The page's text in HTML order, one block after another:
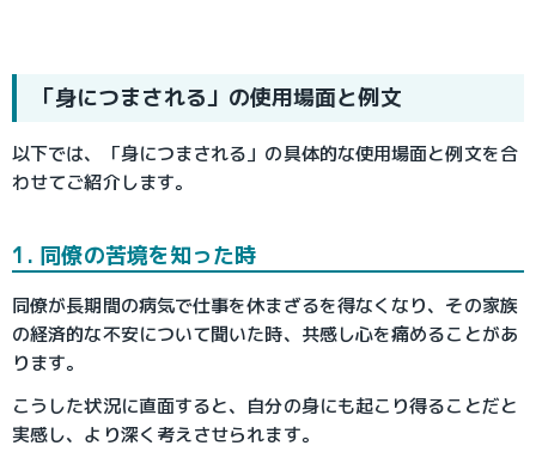
「身につまされる」の使用場面と例文
以下では、「身につまされる」の具体的な使用場面と例文を合
わせてご紹介します。
1. 同僚の苦境を知った時
同僚が長期間の病気で仕事を休まざるを得なくなり、その家族
の経済的な不安について聞いた時、共感し心を痛めることがあ
ります。
こうした状況に直面すると、自分の身にも起こり得ることだと
実感し、より深く考えさせられます。